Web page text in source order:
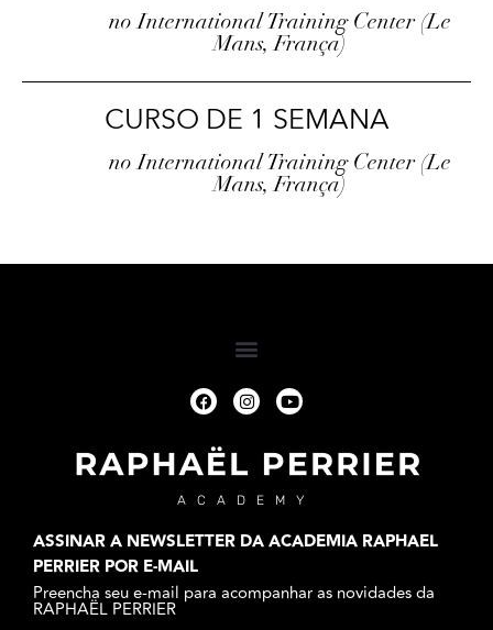
no International Training Center (Le
Mans, França)
CURSO DE 1 SEMANA
no International Training Center (Le
Mans, França)
ASSINAR A NEWSLETTER DA ACADEMIA RAPHAEL
PERRIER POR E-MAIL
Preencha seu e-mail para acompanhar as novidades da
RAPHAËL PERRIER
ACADEMY